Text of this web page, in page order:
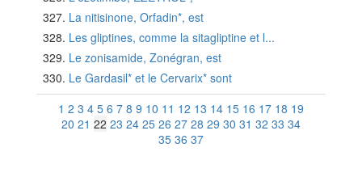
La nitisinone, Orfadin*, est
Les gliptines, comme la sitagliptine et l...
Le zonisamide, Zonégran, est
Le Gardasil* et le Cervarix* sont
1 2 3 4 5 6 7 8 9 10 11 12 13 14 15 16 17 18 19
20 21 22 23 24 25 26 27 28 29 30 31 32 33 34
35 36 37